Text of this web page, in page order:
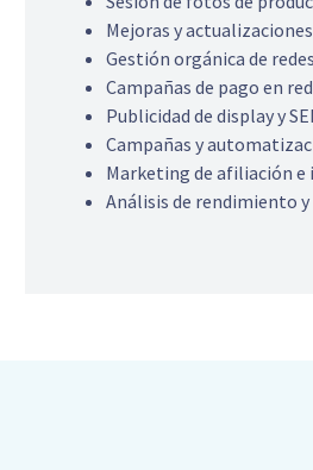
Mejoras y actualizaciones
Gestión orgánica de
Campañas de pago en
Publicidad de display y
Campañas y
Marketing de afiliación e
Análisis de rendimiento